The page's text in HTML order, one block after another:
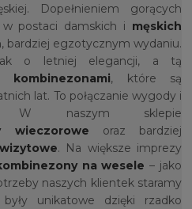
Dopełnieniem gorących
postaci damskich i męskich
bardziej egzotycznym wydaniu.
o letniej elegancji, a tą
kombinezonami, które są
lat. To połączanie wygody i
W naszym sklepie
wieczorowe oraz bardziej
. Na większe imprezy
na wesele – jako
naszych klientek staramy
unikatowe dzięki rzadko